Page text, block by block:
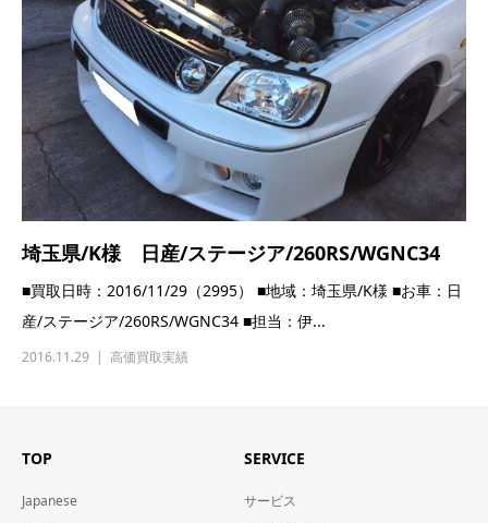
埼玉県/K様 日産/ステージア/260RS/WGNC34
■買取日時：2016/11/29（2995） ■地域：埼玉県/K様 ■お車：日
産/ステージア/260RS/WGNC34 ■担当：伊...
2016.11.29 高価買取実績
TOP
Japanese
SERVICE
サービス